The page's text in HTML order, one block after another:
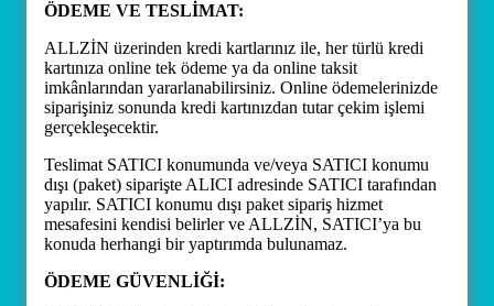
ÖDEME VE TESLİMAT:
ALLZİN üzerinden kredi kartlarınız ile, her türlü kredi
kartınıza online tek ödeme ya da online taksit
imkânlarından yararlanabilirsiniz. Online ödemelerinizde
siparişiniz sonunda kredi kartınızdan tutar çekim işlemi
gerçekleşecektir.
Teslimat SATICI konumunda ve/veya SATICI konumu
dışı (paket) siparişte ALICI adresinde SATICI tarafından
yapılır. SATICI konumu dışı paket sipariş hizmet
mesafesini kendisi belirler ve ALLZİN, SATICI’ya bu
konuda herhangi bir yaptırımda bulunamaz.
ÖDEME GÜVENLİĞİ: